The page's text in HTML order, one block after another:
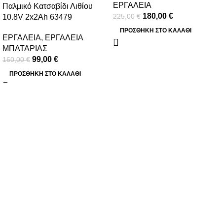
Παλμικό Κατσαβίδι Λιθίου
10.8V 2x2Ah 63479
ΕΡΓΑΛΕΙΑ, ΕΡΓΑΛΕΙΑ
ΜΠΑΤΑΡΙΑΣ
160,00€ 99,00 €
ΠΡΟΣΘΉΚΗ ΣΤΟ ΚΑΛΆΘΙ
ΕΡΓΑΛΕΙΑ
225,00€ 180,00 €
ΠΡΟΣΘΉΚΗ ΣΤΟ ΚΑΛΆΘΙ